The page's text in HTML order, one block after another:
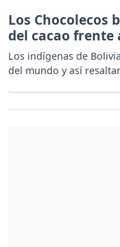
Los Chocolecos
del cacao frente
Los indígenas de
del mundo y así